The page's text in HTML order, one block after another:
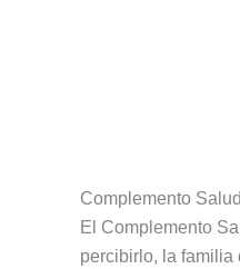
Complemento
El Complemento
percibirlo, la familia